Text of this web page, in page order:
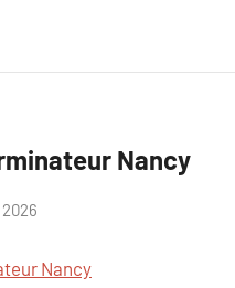
Nancy
Nancy